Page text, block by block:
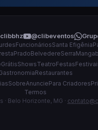
@clibeventos
FuncionáriosSanta Efigênia
PradoBelvedereSerra
GrátisShowsTeatroFestas
Restaurantes
SobreAnunciePara Criadores
Termos
Belo Horizonte, MG ·